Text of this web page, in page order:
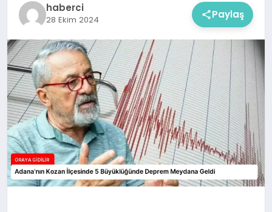
haberci
28 Ekim 2024 Paylaş